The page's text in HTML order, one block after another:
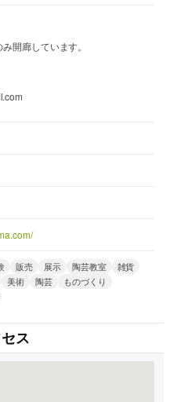
開廊しています。
販売 展示 陶芸教室
雑貨
美術 陶芸
ものづくり
ス